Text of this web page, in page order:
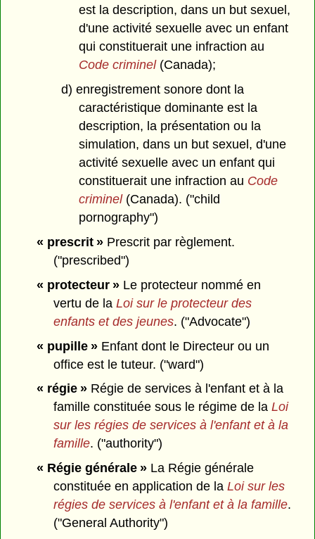
est la description, dans un but sexuel,
d'une activité sexuelle avec un enfant
qui constituerait une infraction au
Code criminel(Canada);
d) enregistrement sonore dont la
caractéristique dominante est la
description, la présentation ou la
simulation, dans un but sexuel, d'une
activité sexuelle avec un enfant qui
constituerait une infraction au Code
criminel(Canada). ("child
pornography")
« prescrit »Prescrit par règlement.
("prescribed")
« protecteur »Le protecteur nommé en
vertu de laLoi sur le protecteur des
enfants et des jeunes. ("Advocate")
« pupille »Enfant dont le Directeur ou un
office est le tuteur. ("ward")
« régie »Régie de services à l'enfant et à la
famille constituée sous le régime de laLoi
sur les régies de services à l'enfant et à la
famille. ("authority")
« Régie générale »La Régie générale
constituée en application de laLoi sur les
régies de services à l'enfant et à la famille.
("General Authority")